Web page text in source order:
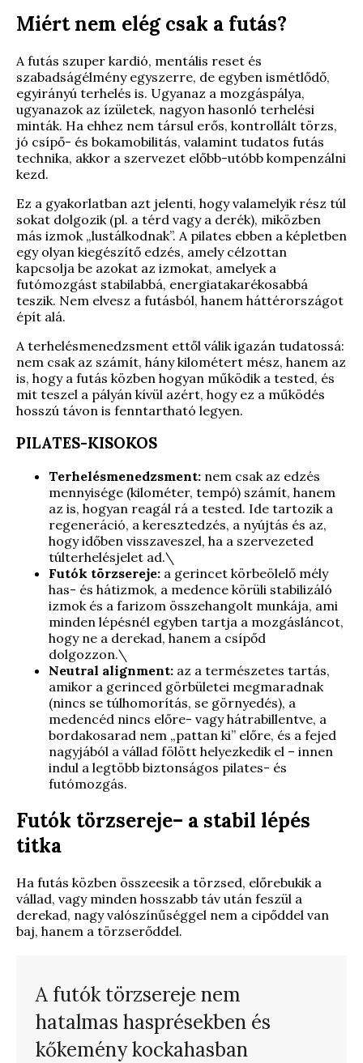
Miért nem elég csak a futás?
A futás szuper kardió, mentális reset és
szabadságélmény egyszerre, de egyben ismétlődő,
egyirányú terhelés is. Ugyanaz a mozgáspálya,
ugyanazok az ízületek, nagyon hasonló terhelési
minták. Ha ehhez nem társul erős, kontrollált törzs,
jó csípő- és bokamobilitás, valamint tudatos futás
technika, akkor a szervezet előbb-utóbb kompenzálni
kezd.
Ez a gyakorlatban azt jelenti, hogy valamelyik rész túl
sokat dolgozik (pl. a térd vagy a derék), miközben
más izmok „lustálkodnak”. A pilates ebben a képletben
egy olyan kiegészítő edzés, amely célzottan
kapcsolja be azokat az izmokat, amelyek a
futómozgást stabilabbá, energiatakarékosabbá
teszik. Nem elvesz a futásból, hanem háttérországot
épít alá.
A terhelésmenedzsment ettől válik igazán tudatossá:
nem csak az számít, hány kilométert mész, hanem az
is, hogy a futás közben hogyan működik a tested, és
mit teszel a pályán kívül azért, hogy ez a működés
hosszú távon is fenntartható legyen.
PILATES-KISOKOS
Terhelésmenedzsment: nem csak az edzés
mennyisége (kilométer, tempó) számít, hanem
az is, hogyan reagál rá a tested. Ide tartozik a
regeneráció, a keresztedzés, a nyújtás és az,
hogy időben visszaveszel, ha a szervezeted
túlterhelésjelet ad.\
Futók törzsereje: a gerincet körbeölelő mély
has- és hátizmok, a medence körüli stabilizáló
izmok és a farizom összehangolt munkája, ami
minden lépésnél egyben tartja a mozgásláncot,
hogy ne a derekad, hanem a csípőd
dolgozzon.\
Neutral alignment: az a természetes tartás,
amikor a gerinced görbületei megmaradnak
(nincs se túlhomorítás, se görnyedés), a
medencéd nincs előre- vagy hátrabillentve, a
bordakosarad nem „pattan ki” előre, és a fejed
nagyjából a vállad fölött helyezkedik el – innen
indul a legtöbb biztonságos pilates- és
futómozgás.
Futók törzsereje– a stabil lépés
titka
Ha futás közben összeesik a törzsed, előrebukik a
vállad, vagy minden hosszabb táv után feszül a
derekad, nagy valószínűséggel nem a cipőddel van
baj, hanem a törzserőddel.
A futók törzsereje nem
hatalmas hasprésekben és
kőkemény kockahasban